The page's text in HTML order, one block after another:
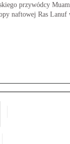
przywódcy
naftowej Ras Lanuf